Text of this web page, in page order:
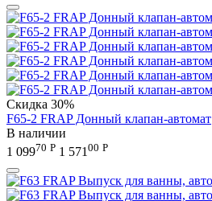
Скидка 30%
F65-2 FRAP Донный клапан-автомат
В наличии
1 09970 Р 1 571 00 Р